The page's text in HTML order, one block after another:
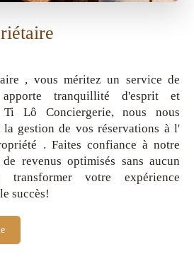
, vous méritez un service de
tranquillité d'esprit et
Lô Conciergerie, nous nous
gestion de vos réservations à l'
. Faites confiance à notre
revenus optimisés sans aucun
transformer votre expérience
succès!